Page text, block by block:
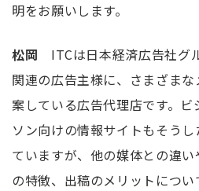
明をお願いします。
松岡 ITCは日本経済広告社グ
関連の広告主様に、さまざま
案している広告代理店です。
ソン向けの情報サイトもそう
ていますが、他の媒体との違
の特徴、出稿のメリットにつ